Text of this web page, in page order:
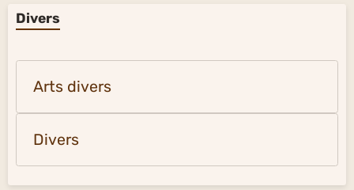
Divers
Arts divers
Divers